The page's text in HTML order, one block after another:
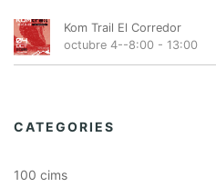
Kom Trail El Corredor
octubre 4--8:00 - 13:00
CATEGORIES
100 cims